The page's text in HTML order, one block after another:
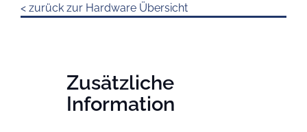
< zurück zur Hardware Übersicht
Zusätzliche
Information